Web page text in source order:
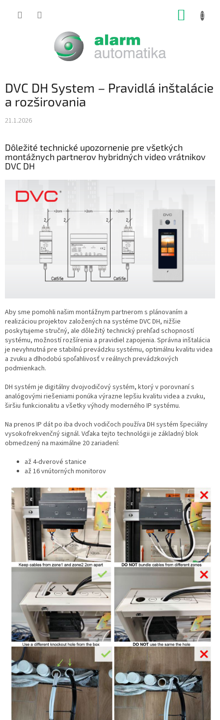
DVC DH System – Pravidlá inštalácie
a rozširovania
21.1.2026
Dôležité technické upozornenie pre všetkých
montážnych partnerov hybridných video vrátnikov
DVC DH
Aby sme pomohli našim montážnym partnerom s plánovaním a
realizáciou projektov založených na systéme DVC DH, nižšie
poskytujeme stručný, ale dôležitý technický prehľad schopností
systému, možností rozšírenia a pravidiel zapojenia. Správna inštalácia
je nevyhnutná pre stabilnú prevádzku systému, optimálnu kvalitu videa
a zvuku a dlhodobú spoľahlivosť v reálnych prevádzkových
podmienkach.
DH systém je digitálny dvojvodičový systém, ktorý v porovnaní s
analógovými riešeniami ponúka výrazne lepšiu kvalitu videa a zvuku,
širšiu funkcionalitu a všetky výhody moderného IP systému.
Na prenos IP dát po iba dvoch vodičoch používa DH systém špeciálny
vysokofrekvenčný signál. Vďaka tejto technológii je základný blok
obmedzený na maximálne 20 zariadení:
až 4-dverové stanice
až 16 vnútorných monitorov